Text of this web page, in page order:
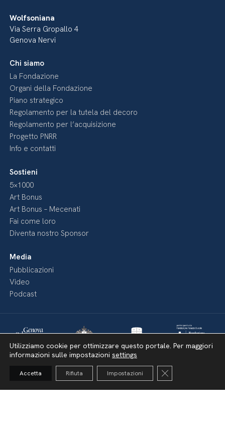
Wolfsoniana
Via Serra Gropallo 4
Genova Nervi
Chi siamo
La Fondazione
Organi della Fondazione
Piano strategico
Regolamento per la tutela del decoro
Regolamento per l’acquisizione
Progetto PNRR
Info e contatti
Sostieni
5×1000
Art Bonus
Art Bonus – Mecenati
Fai come loro
Diventa nostro Sponsor
Media
Pubblicazioni
Video
Podcast
Utilizziamo cookie per ottimizzare questo portale. Per maggiori
informazioni sulle impostazioni settings
Accetta Rifiuta Impostazioni Close GDPR